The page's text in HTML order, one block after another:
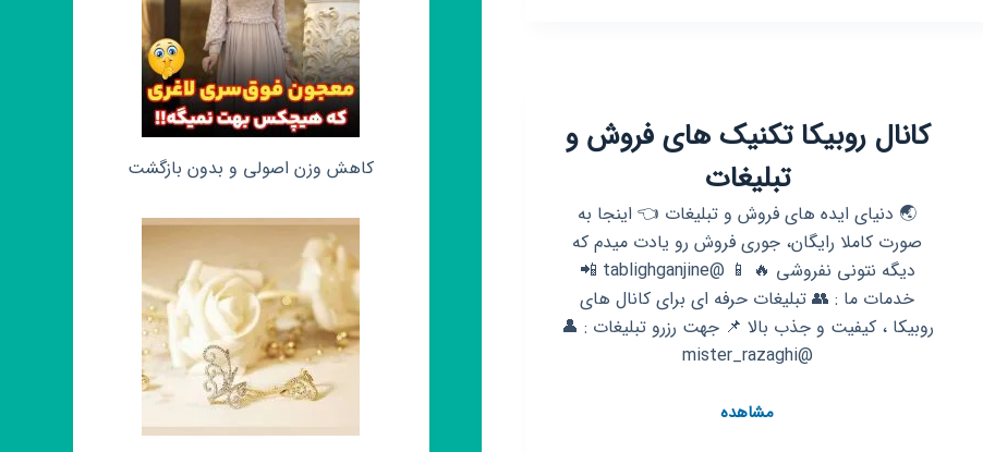
Googleplay
برنامه
و
بازی
اندروید
موبایل
کانال روبیکا تکنیک های فروش و
تبلیغات
🌏 دنیای ایده های فروش و تبلیغات 👈 اینجا به
صورت کاملا رایگان، جوری فروش رو یادت میدم که
دیگه نتونی نفروشی 🔥 📱 @tablighganjine 📲
خدمات ما : 👥 تبلیغات حرفه ای برای کانال های
روبیکا ، کیفیت و جذب بالا 📌 جهت رزرو تبلیغات : 👤
@mister_razaghi
مشاهدهکانال
کاهش وزن اصولی و بدون بازگشت